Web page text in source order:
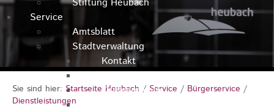
Service
Amtsblatt
Stadtverwaltung
Kontakt
Rathausteam
Organigramm
Sie sind hier: Startseite Heubach / Service / Bürgerservice /
Dienstleistungen